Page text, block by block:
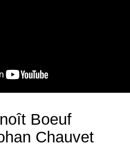
Boeuf
Chauvet